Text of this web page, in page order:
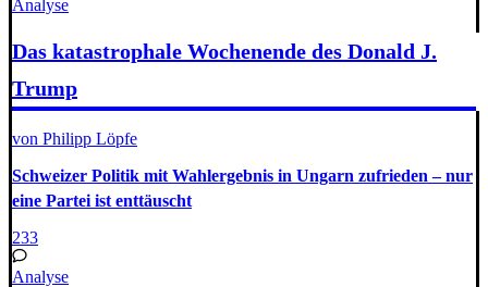
Analyse
Das katastrophale Wochenende des Donald J.
Trump
von Philipp Löpfe
Schweizer Politik mit Wahlergebnis in Ungarn zufrieden – nur
eine Partei ist enttäuscht
233
Analyse